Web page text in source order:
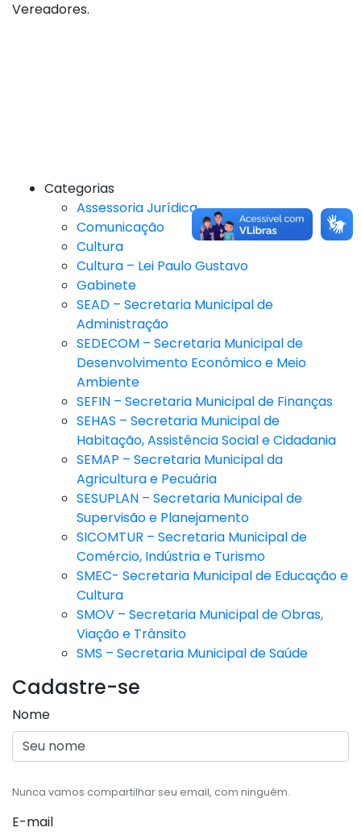
Vereadores.
Categorias
Assessoria Jurídica
Comunicação
Cultura
Cultura – Lei Paulo Gustavo
Gabinete
SEAD – Secretaria Municipal de
Administração
SEDECOM – Secretaria Municipal de
Desenvolvimento Econômico e Meio
Ambiente
SEFIN – Secretaria Municipal de Finanças
SEHAS – Secretaria Municipal de
Habitação, Assistência Social e Cidadania
SEMAP – Secretaria Municipal da
Agricultura e Pecuária
SESUPLAN – Secretaria Municipal de
Supervisão e Planejamento
SICOMTUR – Secretaria Municipal de
Comércio, Indústria e Turismo
SMEC- Secretaria Municipal de Educação e
Cultura
SMOV – Secretaria Municipal de Obras,
Viação e Trânsito
SMS – Secretaria Municipal de Saúde
Cadastre-se
Nome
Nunca vamos compartilhar seu email, com ninguém.
E-mail